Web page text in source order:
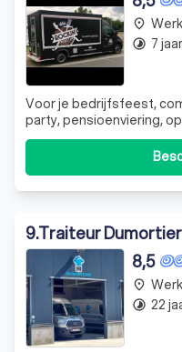
Voor je bedrijfsfeest,
party, pensioenviering,
komen wij graag langs.
pastabeker voor de
place
timelapse 7
9.Traiteur Dumortier
8,5
place
timelapse 22